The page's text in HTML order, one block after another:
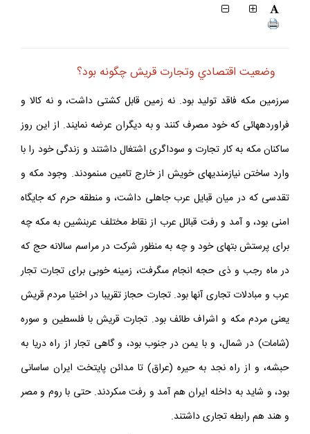
وضعيت اقتصادي وتجارت قريش چگونه بود؟
سرزمين مكه فاقد توليد بود. نه زمين قابل كشتى داشت، و نه كالا و
فراورده‏هائى كه خود مصرف كنند و به ديگران عرضه نمايند. از اين روز
ساكنان مكه به كار تجارت و سوداگرى اشتغال داشتند و زندگى خود را با
وارد ساختن نيازمنديهاى خويش از خارج تامين مى‏نمودند. وجود مكه و
تقدسى كه در ميان قبايل عرب جاهلى داشت، و منطقه حرم كه جايگاه
امنى بود، و آمد و رفت قبائل عرب از نقاط مختلف عرب‏نشين به مكه چه
براى پرستش بت‏هاى خود و چه به منظور شركت در مراسم سالانه حج كه
در ماه رجب و ذى حجه انجام مى‏گرفت، زمينه خوبى براى تجارت تجار
عرب و مبادلات تجارى آنها بود. تجارت حجاز تقريبا در اختيا مردم قريش
يعنى مردم مكه و اشراف طائف بود. تجارت قريش با فلسطين و سوره
(شامات) در شمال، و با يمن در جنوب بود، و گاهى تجار از راه دريا به
حبشه، و از راه نجد به حيره (عراق) تا مدائن پايتخت ايران ساسانى
بود، و شايد به داخله ايران هم آمد و رفت مى‏كردند. حتى با روم و مصر
و هند هم رابطه تجارى داشتند.